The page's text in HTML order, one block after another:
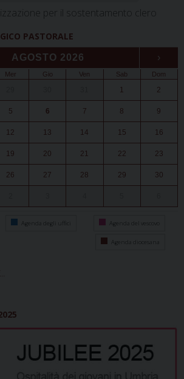
per il sostentamento clero
PASTORALE
AGOSTO 2026 ›
Mer Gio Ven Sab Dom
1 2
5 6 7 8 9
12 13 14 15 16
19 20 21 22 23
26 27 28 29 30
Agenda degli uffici Agenda del vescovo
Agenda diocesana